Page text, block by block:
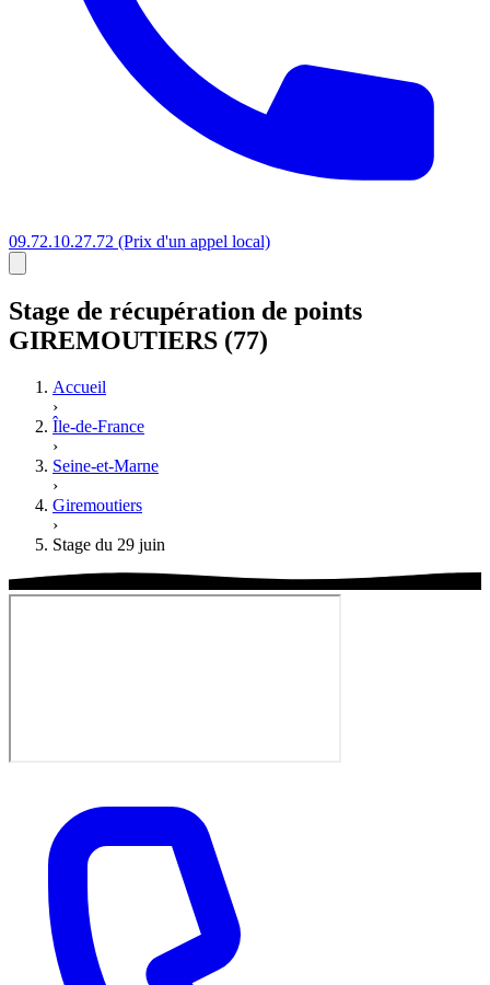
09.72.10.27.72 (Prix d'un appel local)
Stage de récupération de points
GIREMOUTIERS (77)
Accueil
›
Île-de-France
›
Seine-et-Marne
›
Giremoutiers
›
Stage du 29 juin